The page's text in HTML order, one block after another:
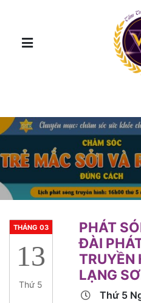
THÁNG 03
13
Thứ 5
PHÁT
ĐÀI
TRUYỀN
LẠNG
Thứ 5